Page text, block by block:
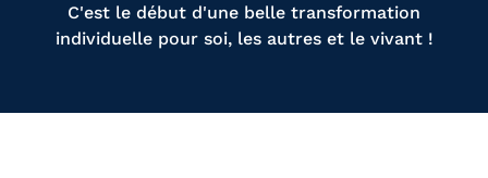
C'est le début d'une belle transformation
individuelle pour soi, les autres et le vivant !